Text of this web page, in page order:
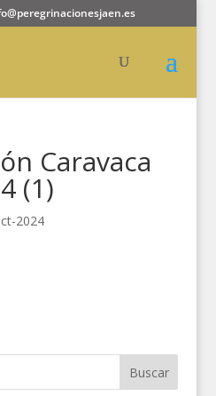
Caravaca
(1)
2024